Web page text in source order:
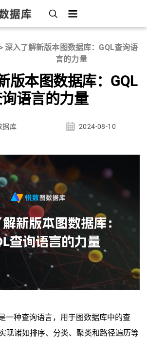
> 深入了解新版本图数据库：GQL查询语
言的力量
版本图数据库：GQL
语言的力量
据库 2024-08-10
一种查询语言，用于图数据库中的查
现诸如排序、分类、聚类和路径遍历等